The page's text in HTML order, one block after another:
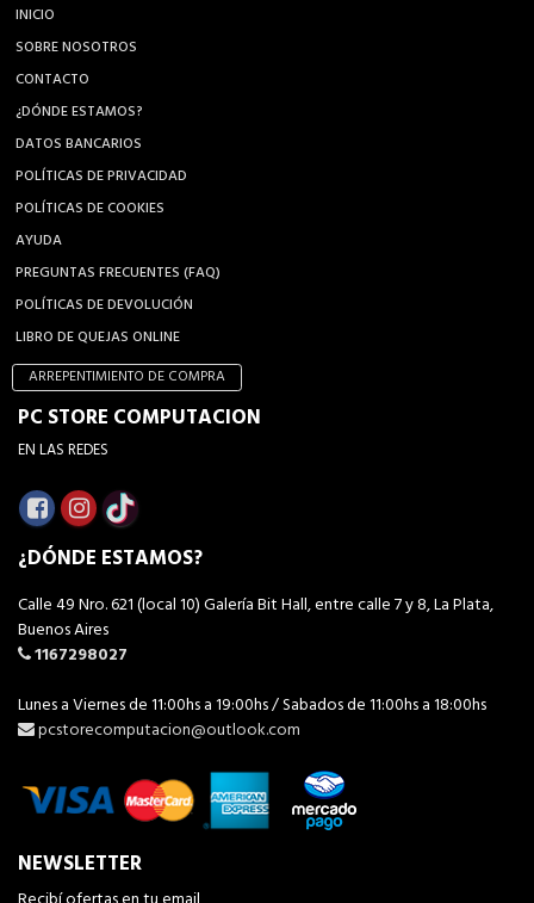
INICIO
SOBRE NOSOTROS
CONTACTO
¿DÓNDE ESTAMOS?
DATOS BANCARIOS
POLÍTICAS DE PRIVACIDAD
POLÍTICAS DE COOKIES
AYUDA
PREGUNTAS FRECUENTES (FAQ)
POLÍTICAS DE DEVOLUCIÓN
LIBRO DE QUEJAS ONLINE
ARREPENTIMIENTO DE COMPRA
PC STORE COMPUTACION
EN LAS REDES
¿DÓNDE ESTAMOS?
Calle 49 Nro. 621 (local 10) Galería Bit Hall, entre calle 7 y 8, La Plata,
Buenos Aires
1167298027
Lunes a Viernes de 11:00hs a 19:00hs / Sabados de 11:00hs a 18:00hs
pcstorecomputacion@outlook.com
NEWSLETTER